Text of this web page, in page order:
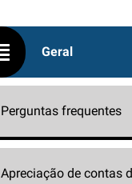
Geral
Perguntas frequentes
Apreciação de contas